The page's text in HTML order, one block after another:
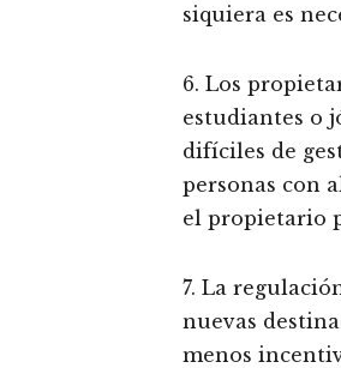
siquiera es
6. Los
estudiantes o
difíciles de
personas con
el propietario
7. La
nuevas
menos